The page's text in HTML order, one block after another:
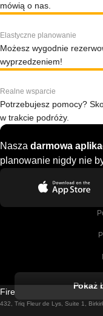
mówią o nas.
Elastyczne planowanie
Możesz wygodnie
wyprzedzeniem!
Realne wsparcie
Potrzebujesz pomocy?
w trakcie podróży.
Nasza darmowa
planowanie nigdy nie
Pokaż
Firebird GT Limited (OC
432, Triq Fleur de Lys, Suite 1,